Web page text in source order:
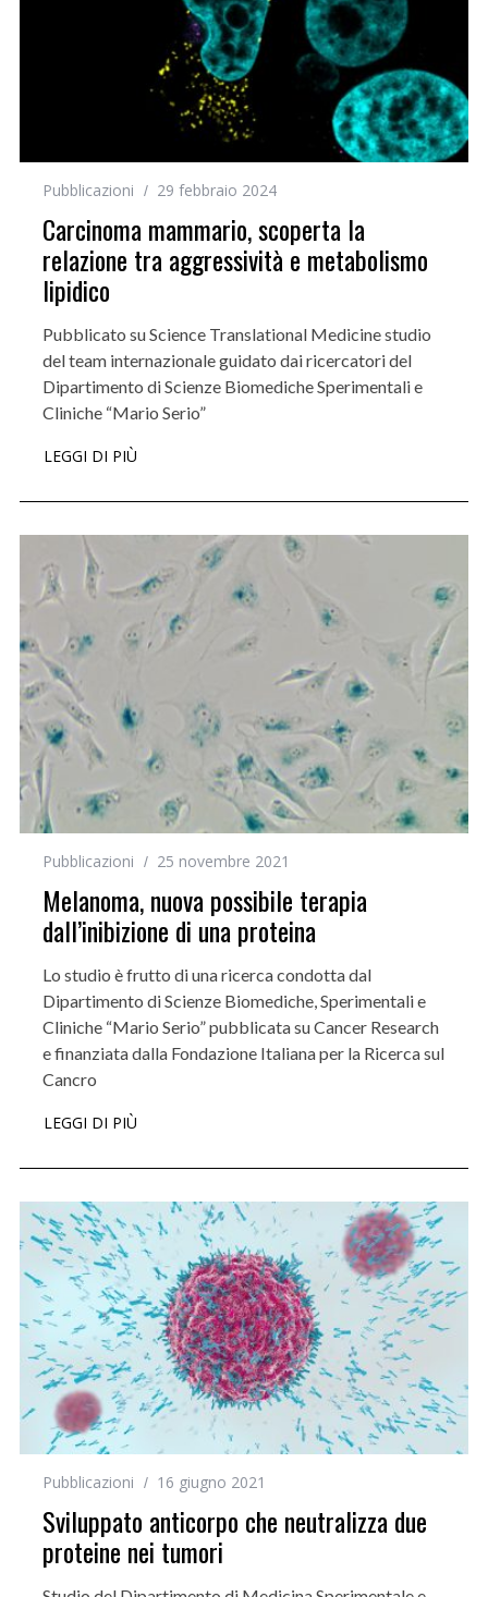
Pubblicazioni 29 febbraio 2024
Carcinoma mammario, scoperta la
relazione tra aggressività e metabolismo
lipidico
Pubblicato su Science Translational Medicine studio
del team internazionale guidato dai ricercatori del
Dipartimento di Scienze Biomediche Sperimentali e
Cliniche “Mario Serio”
LEGGI DI PIÙ
Pubblicazioni 25 novembre 2021
Melanoma, nuova possibile terapia
dall’inibizione di una proteina
Lo studio è frutto di una ricerca condotta dal
Dipartimento di Scienze Biomediche, Sperimentali e
Cliniche “Mario Serio” pubblicata su Cancer Research
e finanziata dalla Fondazione Italiana per la Ricerca sul
Cancro
LEGGI DI PIÙ
Pubblicazioni 16 giugno 2021
Sviluppato anticorpo che neutralizza due
proteine nei tumori